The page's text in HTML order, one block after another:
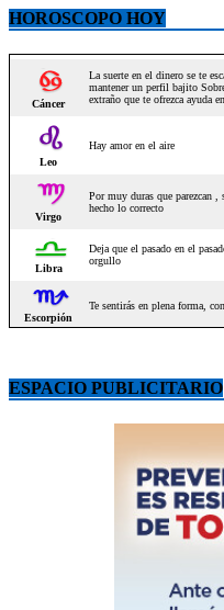
HOROSCOPO HOY
ESPACIO PUBLICITARIO